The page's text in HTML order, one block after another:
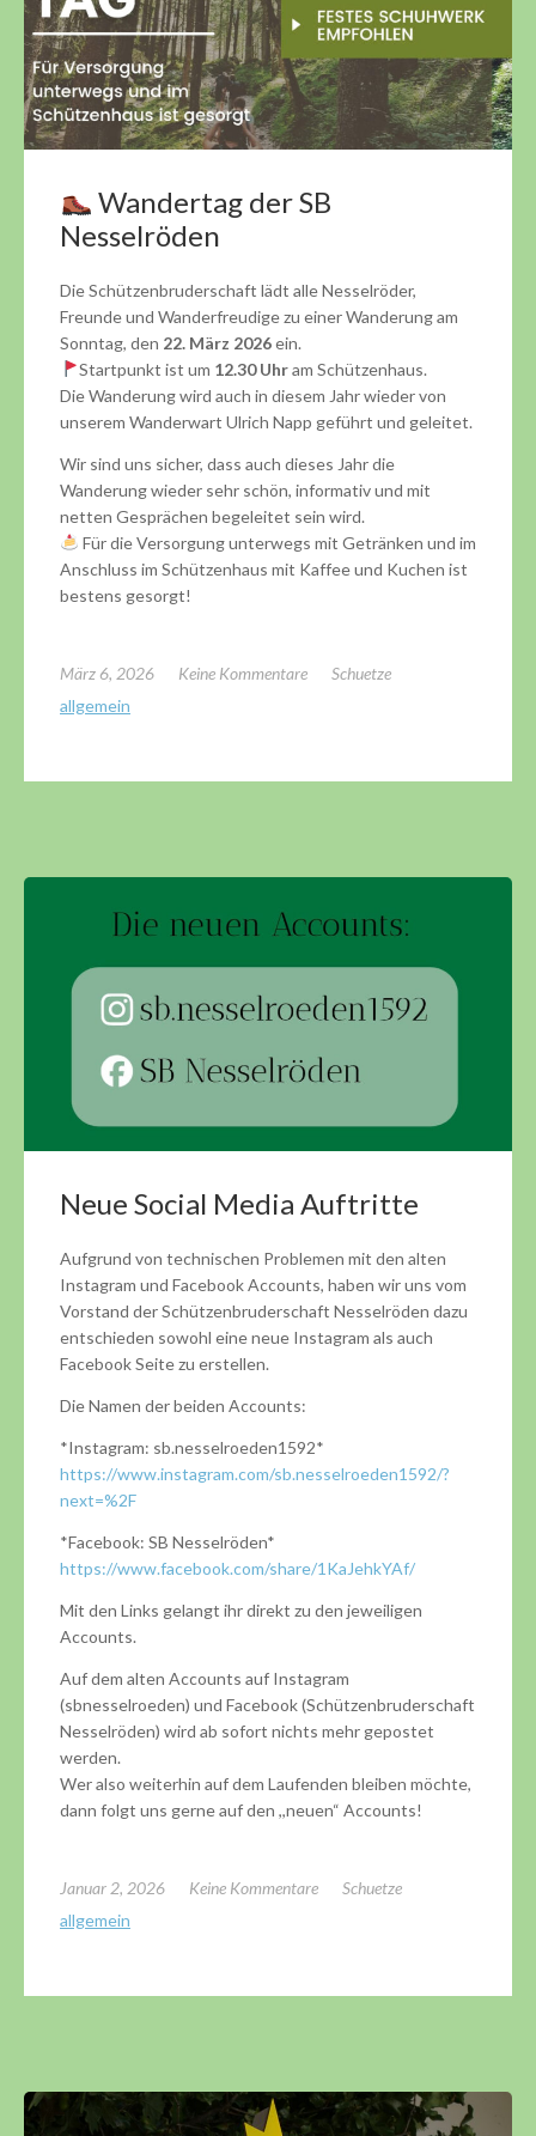
Wandertag der SB
Nesselröden
Die Schützenbruderschaft lädt alle Nesselröder,
Freunde und Wanderfreudige zu einer Wanderung am
Sonntag, den 22. März 2026ein.
Startpunkt ist um 12.30 Uhram Schützenhaus.
Die Wanderung wird auch in diesem Jahr wieder von
unserem Wanderwart Ulrich Napp geführt und geleitet.
Wir sind uns sicher, dass auch dieses Jahr die
Wanderung wieder sehr schön, informativ und mit
netten Gesprächen begeleitet sein wird.
Für die Versorgung unterwegs mit Getränken und im
Anschluss im Schützenhaus mit Kaffee und Kuchen ist
bestens gesorgt!
März 6, 2026 Keine Kommentare
Schuetze
allgemein
Neue Social Media Auftritte
Aufgrund von technischen Problemen mit den alten
Instagram und Facebook Accounts, haben wir uns vom
Vorstand der Schützenbruderschaft Nesselröden dazu
entschieden sowohl eine neue Instagram als auch
Facebook Seite zu erstellen.
Die Namen der beiden Accounts:
*Instagram: sb.nesselroeden1592*
https://www.instagram.com/sb.nesselroeden1592/?
next=%2F
*Facebook: SB Nesselröden*
https://www.facebook.com/share/1KaJehkYAf/
Mit den Links gelangt ihr direkt zu den jeweiligen
Accounts.
Auf dem alten Accounts auf Instagram
(sbnesselroeden) und Facebook (Schützenbruderschaft
Nesselröden) wird ab sofort nichts mehr gepostet
werden.
Wer also weiterhin auf dem Laufenden bleiben möchte,
dann folgt uns gerne auf den ,,neuen“ Accounts!
Januar 2, 2026 Keine Kommentare
Schuetze
allgemein